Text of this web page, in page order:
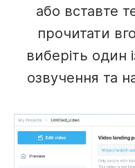
або вставте
прочитати
виберіть один
озвучення та